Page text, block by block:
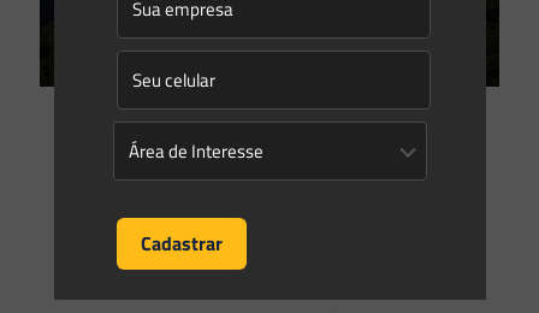
Saes Advogadoson
26/07/2021
O Monumento Natural e suas peculiaridades
Lei 9.985/2000, bem como pelo Decreto 4.340/2002, e
constituem espaços territoriais e seus recursos ambientais,
incluindo as águas[…]